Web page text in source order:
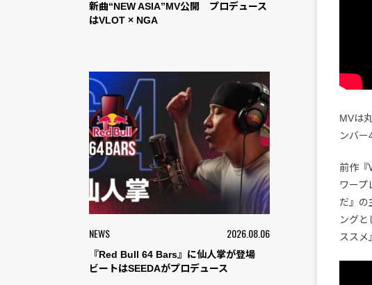
新曲“NEW ASIA”MV公開 プロデュース
はVLOT × NGA
NEWS 2026.08.06
『Red Bull 64 Bars』に仙人掌が登場
ビートはSEEDAがプロデュース
MVは
ンバー
前作『
ワープ
だ』の
ング
ススメ